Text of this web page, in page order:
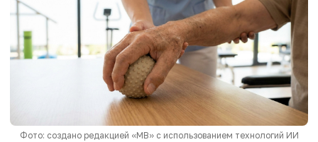
Фото: создано редакцией «МВ» с использованием технологий ИИ